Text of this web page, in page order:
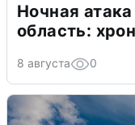
Ночная
область:
8 августа 0